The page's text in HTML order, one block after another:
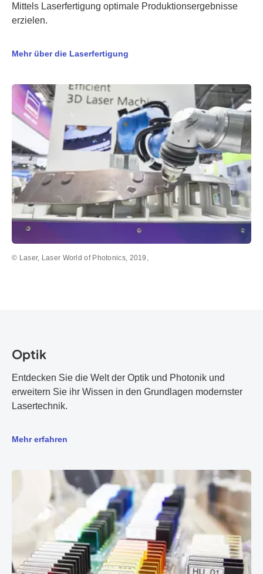
Mittels Laserfertigung optimale Produktionsergebnisse
erzielen.
Mehr über die Laserfertigung
© Laser, Laser World of Photonics, 2019,
Optik
Entdecken Sie die Welt der Optik und Photonik und
erweitern Sie ihr Wissen in den Grundlagen modernster
Lasertechnik.
Mehr erfahren